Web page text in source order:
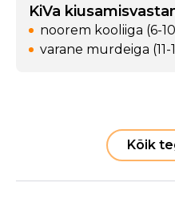
KiVa
noorem kooliiga (6-
varane murdeiga (11-
Kõik